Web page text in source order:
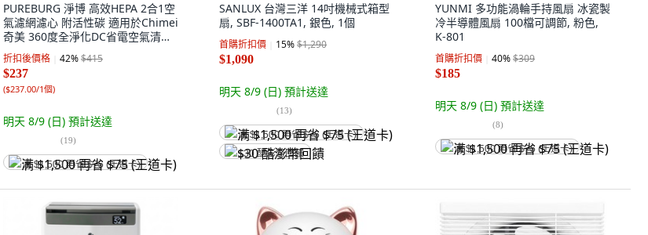
PUREBURG 淨博 高效HEPA 2合1空
氣濾網濾心 附活性碳 適用於Chimei
奇美 360度全淨化DC省電空氣清淨
機 AP-03SRC1, 1個, 1202-01
折扣後價格 42%$415
$237
($237.00/1個)
明天 8/9 (日) 預計送達
(19)
满 $1,500 再省 $75 (王道卡)
SANLUX 台灣三洋 14吋機械式箱型
扇, SBF-1400TA1, 銀色, 1個
首購折扣價 15%$1,290
$1,090
明天 8/9 (日) 預計送達
(13)
满 $1,500 再省 $75 (王道卡)
$30 酷澎幣回饋
YUNMI 多功能渦輪手持風扇 冰瓷製
冷半導體風扇 100檔可調節, 粉色,
K-801
首購折扣價 40%$309
$185
明天 8/9 (日) 預計送達
(8)
满 $1,500 再省 $75 (王道卡)